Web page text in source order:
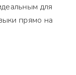
для
прямо на